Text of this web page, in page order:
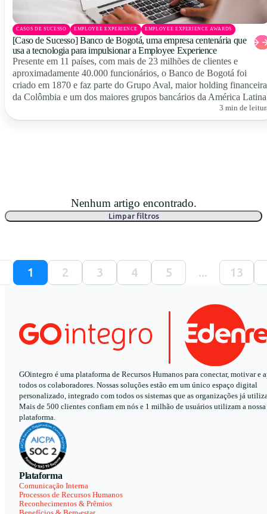
CASOS DE SUCESSO EMPLOYEE EXPERIENCE EMPLOYEE EXPERIENCE AWARDS
[Caso de Sucesso] Banco de Bogotá, uma empresa centenária que
usa a tecnologia para impulsionar a Employee Experience
Presente em 11 países, com mais de 23 milhões de clientes e
aproximadamente 40.000 funcionários, o Banco de Bogotá foi
criado em 1870 e faz parte do Grupo Aval, maior holding financeira
da Colômbia e um dos maiores grupos bancários da América
3 min de
Nenhum artigo encontrado.
Limpar filtros
1 2 3 4 5 ... 13
GOintegro é uma plataforma de Recursos Humanos para conectar, motivar e
todos os colaboradores. Nossas soluções estão em um único espaço digital
personalizado, integrado com todos os sistemas que as organizações já
Mais de 500 clientes confiam em nós e 1 milhão de usuários utilizam a nossa
plataforma.
Plataforma
Comunicação Interna
Processos de Recursos Humanos
Reconhecimentos & Prêmios